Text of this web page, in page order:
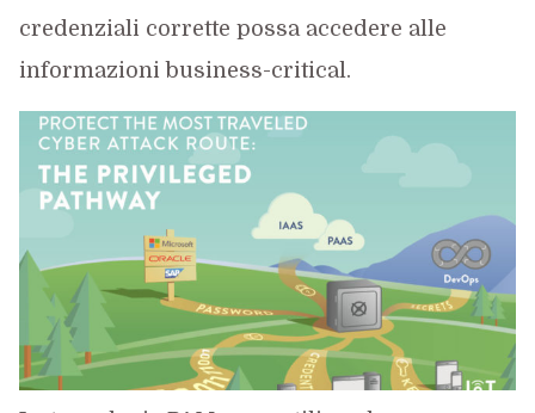
credenziali corrette possa accedere alle
informazioni business-critical.